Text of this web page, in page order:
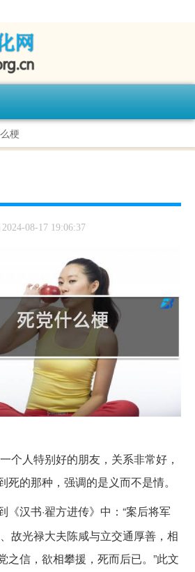
梗
2024-08-17 19:06:37
个人特别好的朋友，关系非常好，
死的那种，强调的是义而不是情。
《汉书·翟方进传》中：“案后将军
故光禄大夫陈咸与立交通厚善，相
之信，欲相攀援，死而后已。”此文